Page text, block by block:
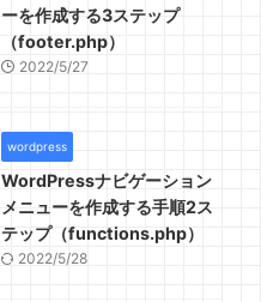
ーを作成する3ステップ
（footer.php）
2022/5/27
wordpress
WordPressナビゲーション
メニューを作成する手順2ス
テップ（functions.php）
2022/5/28